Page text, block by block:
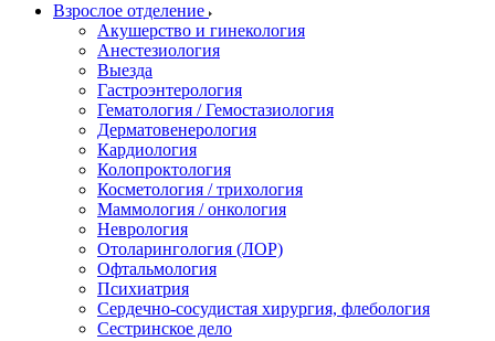
Взрослое отделение
Акушерство и гинекология
Анестезиология
Выезда
Гастроэнтерология
Гематология / Гемостазиология
Дерматовенерология
Кардиология
Колопроктология
Косметология / трихология
Маммология / онкология
Неврология
Отоларингология (ЛОР)
Офтальмология
Психиатрия
Сердечно-сосудистая хирургия, флебология
Сестринское дело